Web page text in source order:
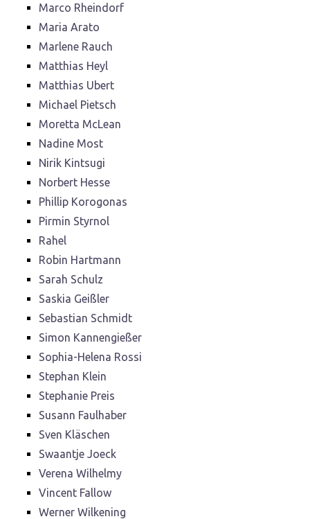
Marco Rheindorf
Maria Arato
Marlene Rauch
Matthias Heyl
Matthias Ubert
Michael Pietsch
Moretta McLean
Nadine Most
Nirik Kintsugi
Norbert Hesse
Phillip Korogonas
Pirmin Styrnol
Rahel
Robin Hartmann
Sarah Schulz
Saskia Geißler
Sebastian Schmidt
Simon Kannengießer
Sophia-Helena Rossi
Stephan Klein
Stephanie Preis
Susann Faulhaber
Sven Kläschen
Swaantje Joeck
Verena Wilhelmy
Vincent Fallow
Werner Wilkening